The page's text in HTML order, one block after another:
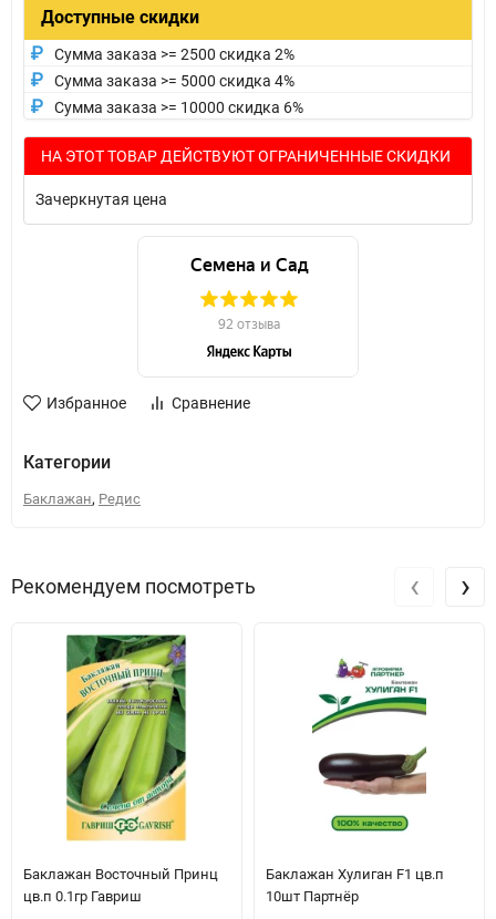
Доступные скидки
Сумма заказа >= 2500 скидка 2%
Сумма заказа >= 5000 скидка 4%
Сумма заказа >= 10000 скидка 6%
НА ЭТОТ ТОВАР ДЕЙСТВУЮТ ОГРАНИЧЕННЫЕ СКИДКИ
Зачеркнутая цена
Избранное Сравнение
Категории
Баклажан, Редис
Рекомендуем посмотреть
Баклажан Восточный Принц
цв.п 0.1гр Гавриш
Баклажан Хулиган F1 цв.п
10шт Партнёр
‹ ›